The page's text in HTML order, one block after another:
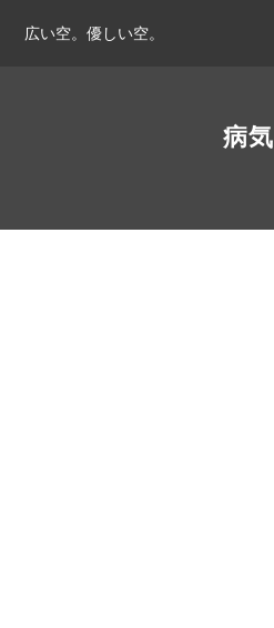
広い空。優しい空。
病気